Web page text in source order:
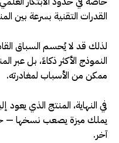
القدرات التقنية بسرعة بين
لذلك قد لا يُحسم السباق
النموذج الأكثر ذكاءً، بل
ممكن من الأسباب لمغادرته.
في النهاية، المنتج الذي
يملك ميزة يصعب نسخها —
آخر.